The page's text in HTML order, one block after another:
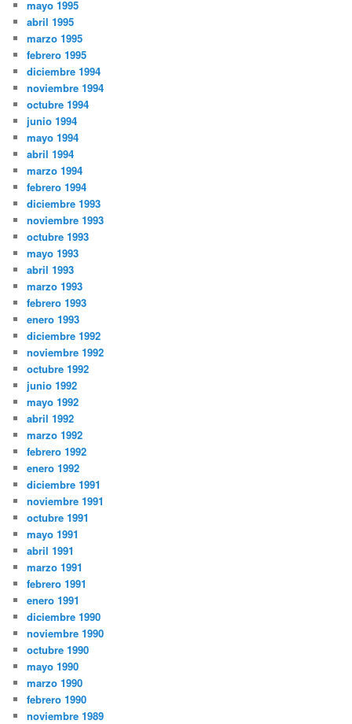
mayo 1995
abril 1995
marzo 1995
febrero 1995
diciembre 1994
noviembre 1994
octubre 1994
junio 1994
mayo 1994
abril 1994
marzo 1994
febrero 1994
diciembre 1993
noviembre 1993
octubre 1993
mayo 1993
abril 1993
marzo 1993
febrero 1993
enero 1993
diciembre 1992
noviembre 1992
octubre 1992
junio 1992
mayo 1992
abril 1992
marzo 1992
febrero 1992
enero 1992
diciembre 1991
noviembre 1991
octubre 1991
mayo 1991
abril 1991
marzo 1991
febrero 1991
enero 1991
diciembre 1990
noviembre 1990
octubre 1990
mayo 1990
marzo 1990
febrero 1990
noviembre 1989